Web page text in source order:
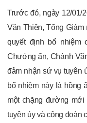
Trước đó, ngày 12/01/
Văn Thiên, Tổng Giám
quyết định bổ nhiệm
Chưởng ấn, Chánh
đảm nhận sứ vụ tuyên
bổ nhiệm này là hồng
một chặng đường
tuyên úy và cộng đoàn